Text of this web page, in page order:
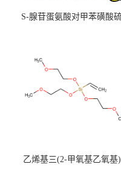
S-腺苷蛋氨酸对甲苯磺酸
乙烯基三(2-甲氧基乙氧基